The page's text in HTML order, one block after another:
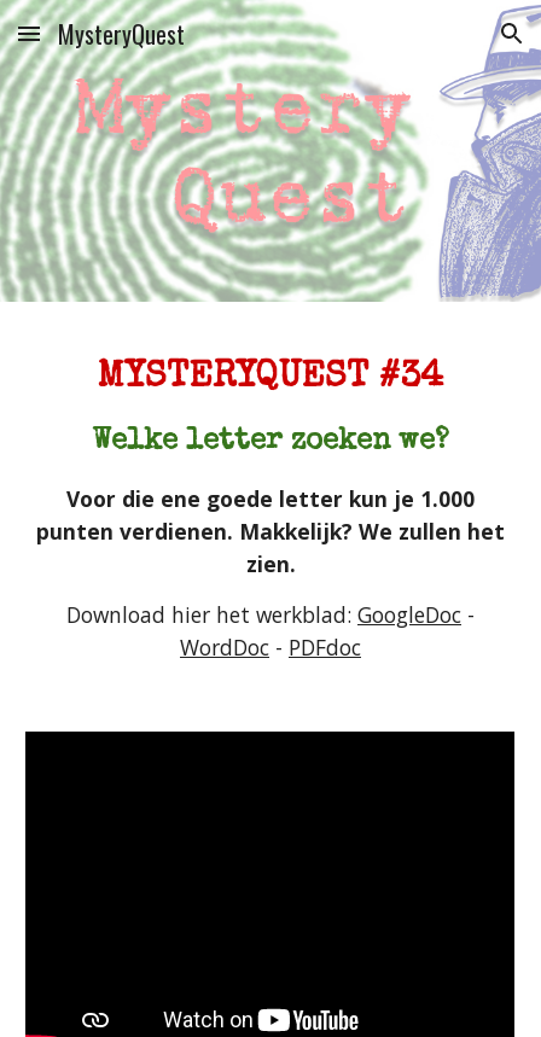
Skip to main content Skip to navigation
MysteryQuest
MYSTERYQUEST #34
Welke letter zoeken we?
Voor die ene goede letter kun je 1.000
punten verdienen. Makkelijk? We zullen het
zien.
Download hier het werkblad: GoogleDoc -
WordDoc - PDFdoc